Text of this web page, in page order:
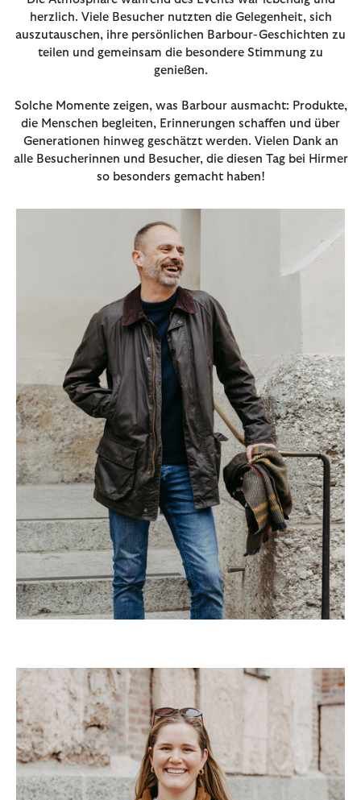
herzlich. Viele Besucher nutzten die Gelegenheit, sich
auszutauschen, ihre persönlichen Barbour-Geschichten zu
teilen und gemeinsam die besondere Stimmung zu
genießen.
Solche Momente zeigen, was Barbour ausmacht: Produkte,
die Menschen begleiten, Erinnerungen schaffen und über
Generationen hinweg geschätzt werden. Vielen Dank an
alle Besucherinnen und Besucher, die diesen Tag bei Hirmer
so besonders gemacht haben!